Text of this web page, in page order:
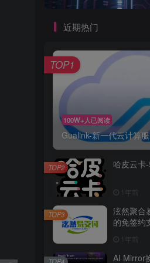
近期热门
100W+人已阅读
Gualink-新一代云计算
TOP1
哈皮云卡
1年前
TOP2
泫然聚合
的免签约
1年前
TOP3
AI Mirror